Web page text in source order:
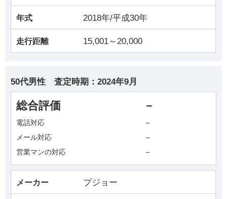
年式 2018年/平成30年
走行距離 15,001～20,000
50代男性 査定時期： 2024年9月
総合評価 －
電話対応 －
メール対応 －
営業マンの対応 －
メーカー プジョー